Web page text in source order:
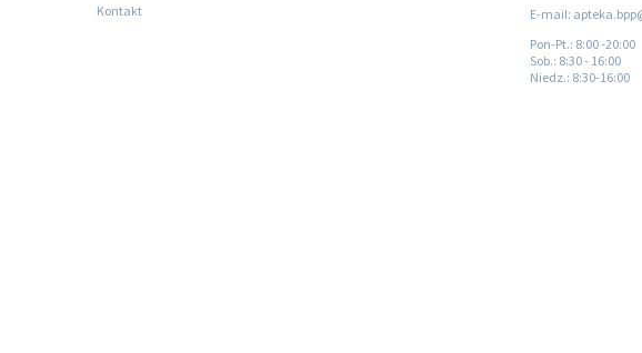
Kontakt
E-mail:
Pon-Pt.: 8:00 -20:00
Sob.: 8:30 - 16:00
Niedz.: 8:30-16:00